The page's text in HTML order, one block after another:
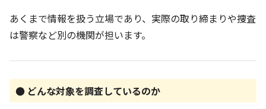
あくまで情報を扱う立場であり、実際の取り締まりや捜査
は警察など別の機関が担います。
● どんな対象を調査しているのか